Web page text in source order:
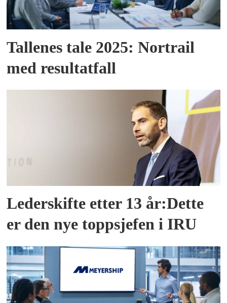
Tallenes tale 2025: Nortrail
med resultatfall
Lederskifte etter 13 år:Dette
er den nye toppsjefen i IRU